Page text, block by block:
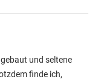
und seltene
finde ich,